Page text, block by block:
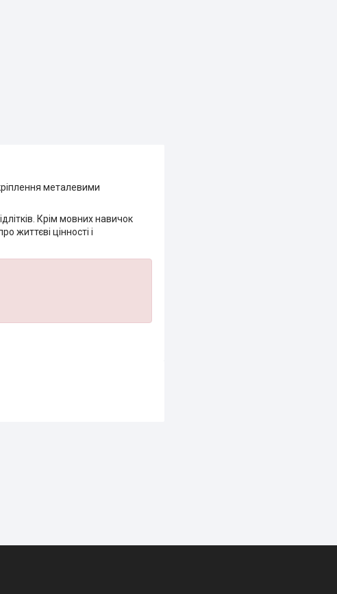
металевими
Крім мовних навичок
життєві цінності і